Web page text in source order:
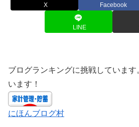
X Facebook
LINE
ブログランキングに挑戦していま
います！
にほんブログ村